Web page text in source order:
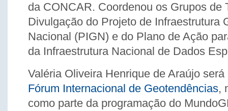
da CONCAR. Coordenou os Grupos de
Divulgação do Projeto de Infraestrutura
Nacional (PIGN) e do Plano de Ação
da Infraestrutura Nacional de Dados
Valéria Oliveira Henrique de Araújo
Fórum Internacional de Geotendências,
como parte da programação do